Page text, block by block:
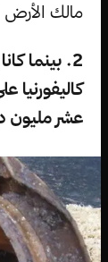
مالك الأرض
2. بينما
كاليفورنيا
عشر مليون